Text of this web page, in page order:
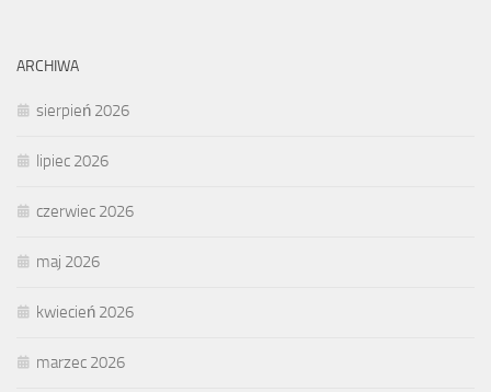
ARCHIWA
sierpień 2026
lipiec 2026
czerwiec 2026
maj 2026
kwiecień 2026
marzec 2026